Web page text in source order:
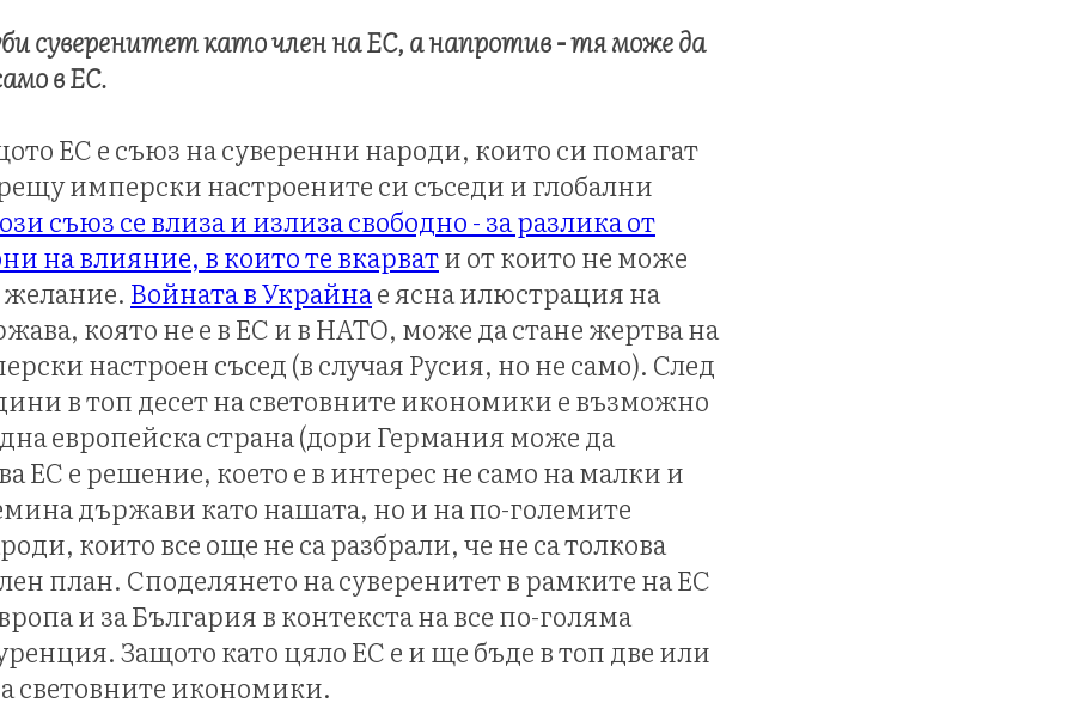
суверенитет като член на ЕС, а напротив - тя може да
в ЕС.
ЕС е съюз на суверенни народи, които си помагат
имперски настроените си съседи и глобални
съюз се влиза и излиза свободно - за разлика от
на влияние, в които те вкарвати от които не може
желание. Войната в Украйнае ясна илюстрация на
която не е в ЕС и в НАТО, може да стане жертва на
настроен съсед (в случая Русия, но не само). След
в топ десет на световните икономики е възможно
европейска страна (дори Германия може да
ЕС е решение, което е в интерес не само на малки и
държави като нашата, но и на по-големите
които все още не са разбрали, че не са толкова
план. Споделянето на суверенитет в рамките на ЕС
и за България в контекста на все по-голяма
Защото като цяло ЕС е и ще бъде в топ две или
световните икономики.